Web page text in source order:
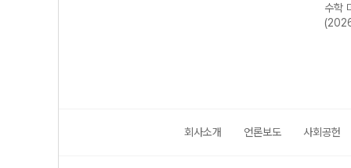
수학
회사소개 언론보도 사회공헌